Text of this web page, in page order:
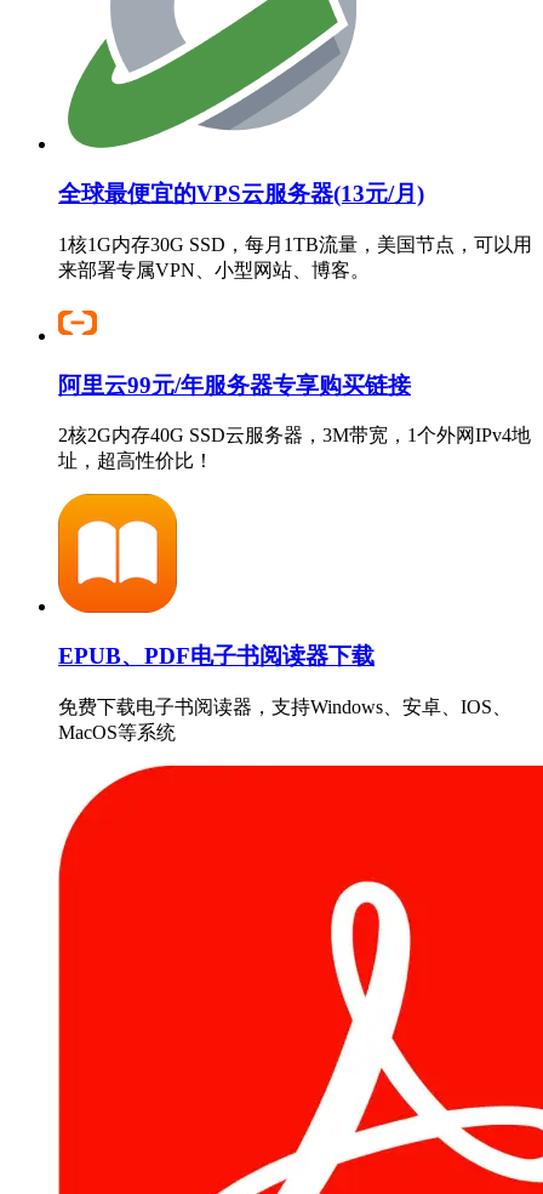
全球最便宜的VPS云服务器(13元/月)
1核1G内存30G SSD，每月1TB流量，美国节点，可以用
来部署专属VPN、小型网站、博客。
阿里云99元/年服务器专享购买链接
2核2G内存40G SSD云服务器，3M带宽，1个外网IPv4地
址，超高性价比！
EPUB、PDF电子书阅读器下载
免费下载电子书阅读器，支持Windows、安卓、IOS、
MacOS等系统